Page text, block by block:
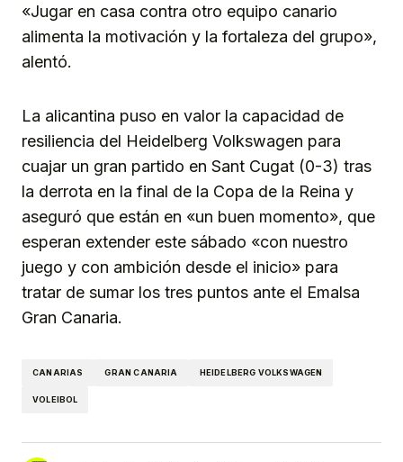
«Jugar en casa contra otro equipo canario
alimenta la motivación y la fortaleza del grupo»,
alentó.
La alicantina puso en valor la capacidad de
resiliencia del Heidelberg Volkswagen para
cuajar un gran partido en Sant Cugat (0-3) tras
la derrota en la final de la Copa de la Reina y
aseguró que están en «un buen momento», que
esperan extender este sábado «con nuestro
juego y con ambición desde el inicio» para
tratar de sumar los tres puntos ante el Emalsa
Gran Canaria.
CANARIAS GRAN CANARIA HEIDELBERG VOLKSWAGEN
VOLEIBOL